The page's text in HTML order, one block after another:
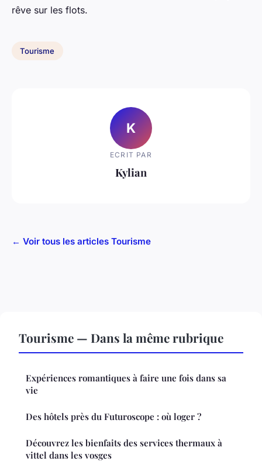
rêve sur les flots.
Tourisme
K
ECRIT PAR
Kylian
← Voir tous les articles Tourisme
Tourisme — Dans la même rubrique
Expériences romantiques à faire une fois dans sa
vie
Des hôtels près du Futuroscope : où loger ?
Découvrez les bienfaits des services thermaux à
vittel dans les vosges